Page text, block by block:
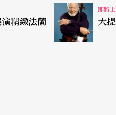
致，其實也是種長時間的
中如何度過時間？會不會
即將